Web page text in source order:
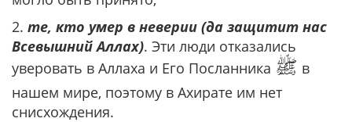
2. те, кто умер в неверии (да защитит нас
Всевышний Аллах). Эти люди отказались
уверовать в Аллаха и Его Посланника ﷺ в
нашем мире, поэтому в Ахирате им нет
снисхождения.